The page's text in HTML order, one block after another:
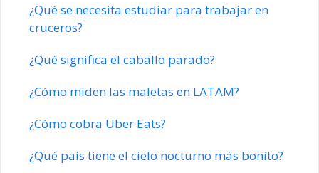
¿Qué se necesita estudiar para trabajar en
cruceros?
¿Qué significa el caballo parado?
¿Cómo miden las maletas en LATAM?
¿Cómo cobra Uber Eats?
¿Qué país tiene el cielo nocturno más bonito?